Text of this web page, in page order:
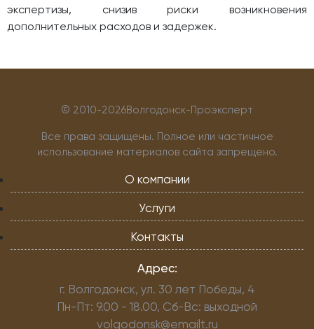
экспертизы, снизив риски возникновения
дополнительных расходов и задержек.
© 2010-2026Волгодонск-Проэксперт
Все права защищены. Полное или частичное
использование материалов сайта запрещено.
О компании
Услуги
Контакты
Адрес:
г. Волгодонск, ул. 30 лет Победы, 4
Пн-Пт: 9.00 - 18.00, Сб-Вс: выходной
volgodonsk@emailt.ru